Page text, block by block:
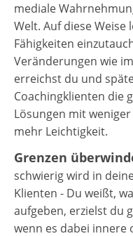
mediale
Welt. Auf diese
Fähigkeiten
Veränderungen wie
erreichst du und
Coachingklienten die
Lösungen mit
mehr Leichtigkeit.
Grenzen
schwierig wird in
Klienten - Du weißt,
aufgeben, erzielst du
wenn es dabei innere